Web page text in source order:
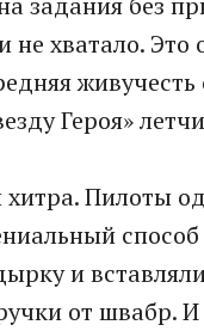
не хватало.
Героя»
хитра. Пилоты
и
от швабр.